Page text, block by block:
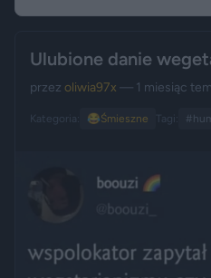
Ulubione danie
przez oliwia97x — 1 miesiąc
Kategoria: 😂Śmieszne Tagi: